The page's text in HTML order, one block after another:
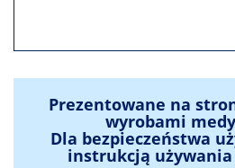
Prezentowane na
wyrobami
Dla bezpieczeństwa
instrukcją